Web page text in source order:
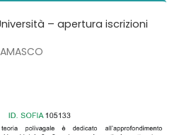
– apertura iscrizioni